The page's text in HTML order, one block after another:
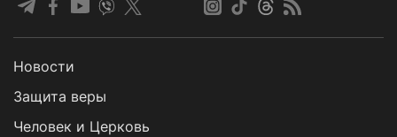
Новости
Защита веры
Человек и Церковь